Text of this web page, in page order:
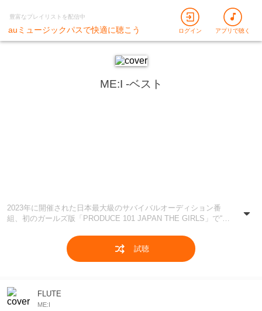
豊富なプレイリストを配信中
auミュージックパスで快適に聴こう ログイン アプリで聴く
ME:I -ベスト
2023年に開催された日本最大級のサバイバルオーディション番
組、初のガールズ版「PRODUCE 101 JAPAN THE GIRLS」で“国
「Click」でデビューした2日後からファンコンサートを開催（2箇
所9公演）。その後も音楽番組やCM・大型音楽フェスなどに出演
し、その年の紅白歌合戦にも出場を果たすなど、若者を中心に人
試聴
FLUTE
ME:I